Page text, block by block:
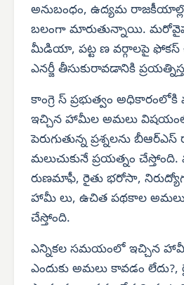
అనుబంధం, ఉద్యమ
బలంగా మారుతున్నాయి.
మీడియా, పట్ట ణ వర్గాలపై ఫోకస్
ఎనర్జీ తీసుకురావడానికి
కాంగ్రె స్ ప్రభుత్వం
ఇచ్చిన హామీల అమలు విషయంలో
పెరుగుతున్న ప్రశ్నలను
మలుచుకునే ప్రయత్నం
రుణమాఫీ, రైతు భరోసా,
హామీ లు, ఉచిత పథకాల
చేస్తోంది.
ఎన్నికల సమయంలో ఇచ్చిన
ఎందుకు అమలు కావడం లేదు?,